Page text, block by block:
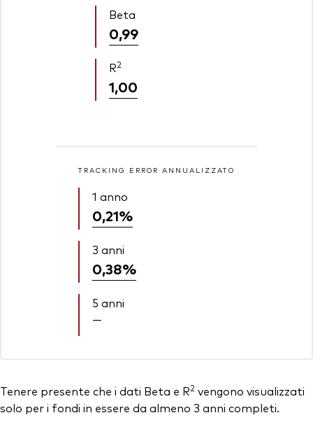
Beta
0,99
R2
1,00
TRACKING ERROR ANNUALIZZATO
1 anno
0,21%
3 anni
0,38%
5 anni
—
Tenere presente che i dati Beta e R2 vengono visualizzati
solo per i fondi in essere da almeno 3 anni completi.